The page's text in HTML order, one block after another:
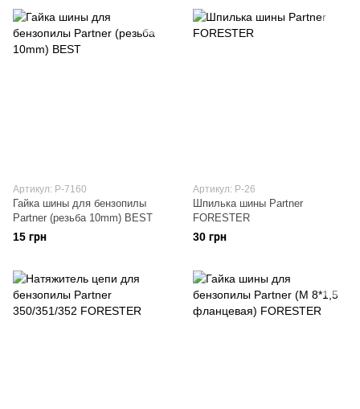
Артикул: P-7160
Гайка шины для бензопилы
Partner (резьба 10mm) BEST
15 грн
Артикул: P-26
Шпилька шины Partner
FORESTER
30 грн